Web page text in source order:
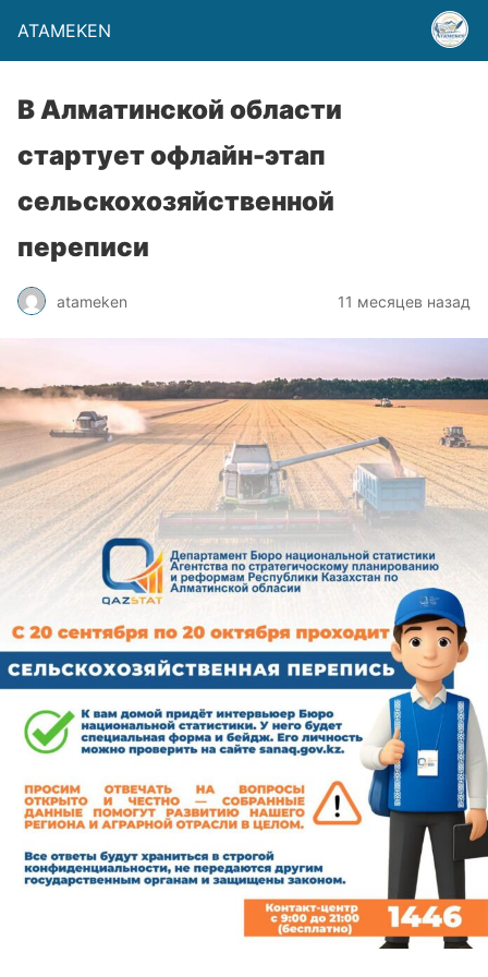
ATAMEKEN
В Алматинской области
стартует офлайн-этап
сельскохозяйственной
переписи
atameken 11 месяцев назад